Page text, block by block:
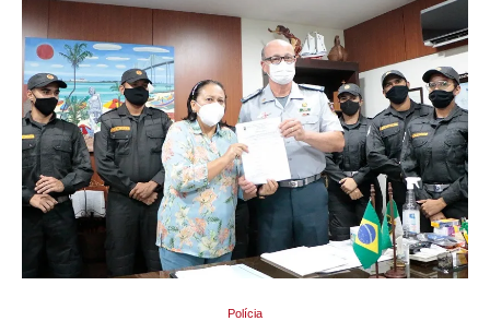
Polícia